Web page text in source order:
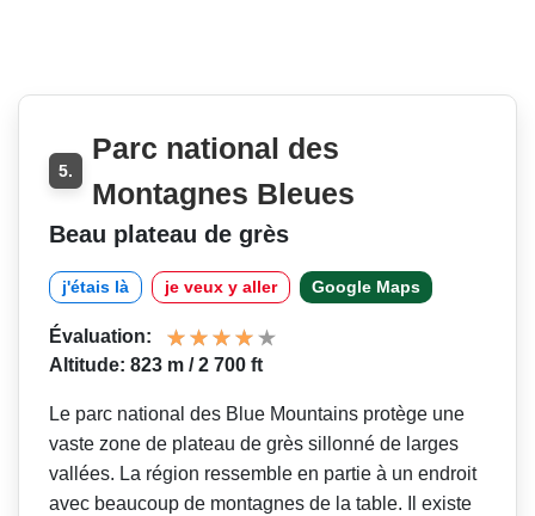
5.
Parc national des
Montagnes Bleues
Beau plateau de grès
j'étais là je veux y aller Google Maps
Évaluation:
Altitude: 823 m / 2 700 ft
Le parc national des Blue Mountains protège une
vaste zone de plateau de grès sillonné de larges
vallées. La région ressemble en partie à un endroit
avec beaucoup de montagnes de la table. Il existe